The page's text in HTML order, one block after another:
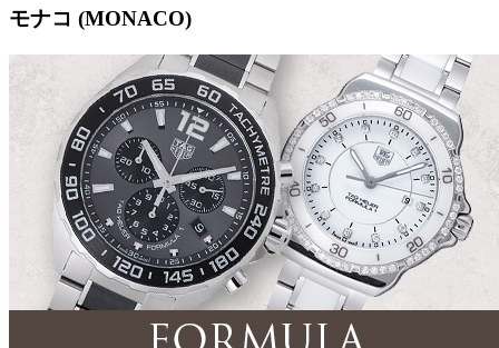
モナコ (MONACO)